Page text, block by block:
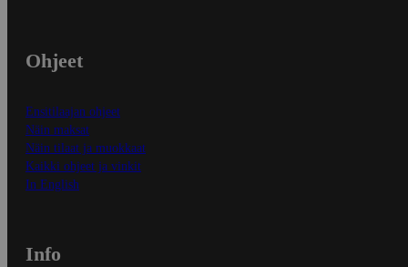
Ohjeet
Ensitilaajan ohjeet
Näin maksat
Näin tilaat ja muokkaat
Kaikki ohjeet ja vinkit
In English
Info